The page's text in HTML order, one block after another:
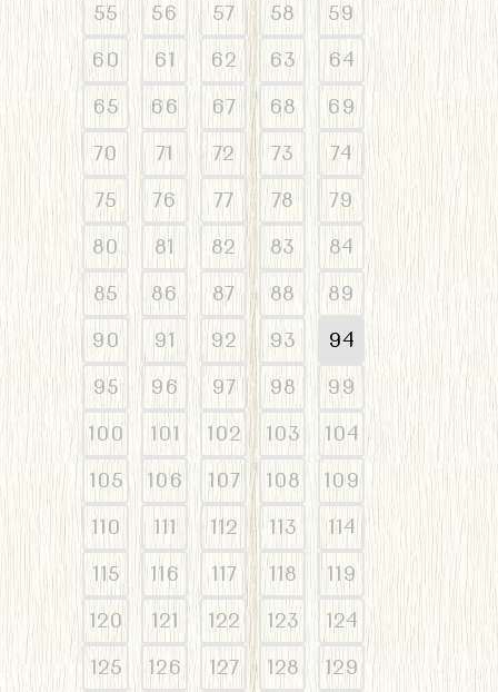
55
56 57 58
59
60
61 62 63
64
65
66 67 68
69
70
71 72 73
74
75
76 77 78
79
80
81 82 83
84
85
86 87 88
89
90
91 92 93
94
95
96 97 98
99
100
101 102 103
104
105
106 107 108
109
110
111 112 113
114
115
116 117 118
119
120
121 122 123
124
125
126 127 128
129